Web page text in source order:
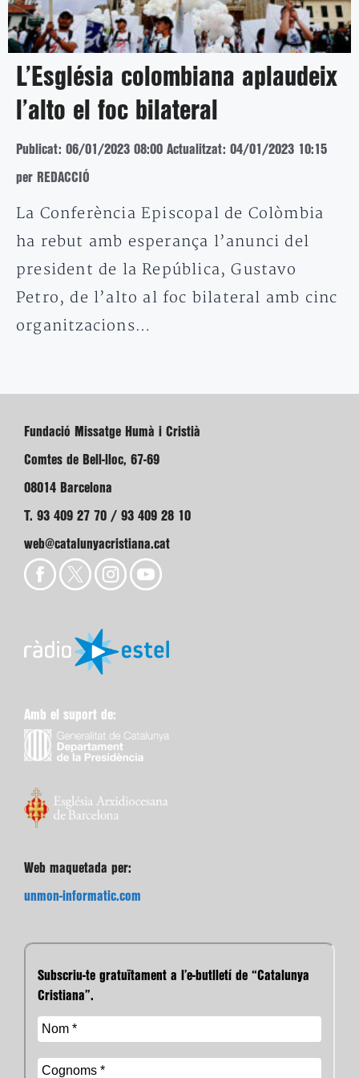
L’Església colombiana aplaudeix
l’alto el foc bilateral
Publicat: 06/01/2023 08:00 Actualitzat: 04/01/2023 10:15
per REDACCIÓ
La Conferència Episcopal de Colòmbia
ha rebut amb esperança l’anunci del
president de la República, Gustavo
Petro, de l’alto al foc bilateral amb cinc
organitzacions…
Fundació Missatge Humà i Cristià
Comtes de Bell-lloc, 67-69
08014 Barcelona
T. 93 409 27 70 / 93 409 28 10
web@catalunyacristiana.cat
Amb el suport de:
Web maquetada per:
unmon-informatic.com
Subscriu-te gratuïtament a l’e-butlletí de “Catalunya
Cristiana”.